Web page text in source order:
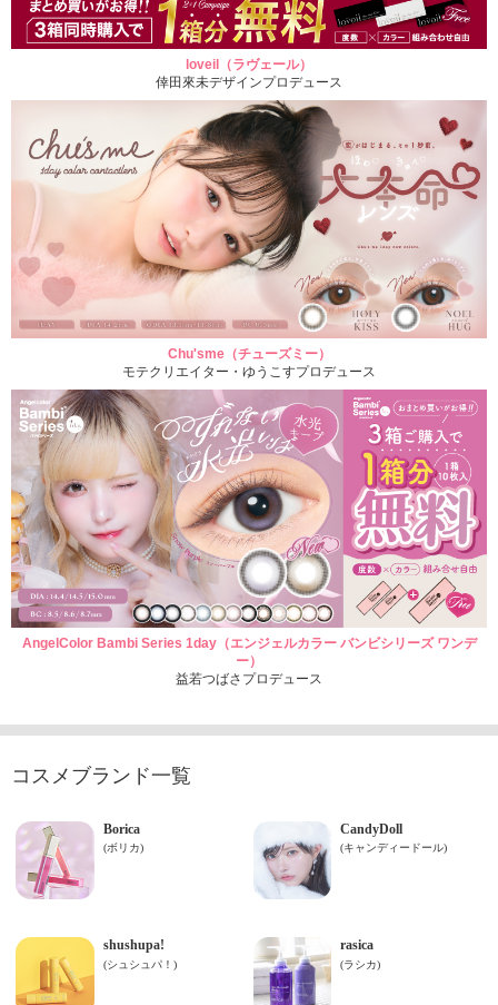
loveil（ラヴェール）
倖田來未デザインプロデュース
Chu'sme（チューズミー）
モテクリエイター・ゆうこすプロデュース
AngelColor Bambi Series 1day（エンジェルカラー バンビシリーズ ワンデ
ー）
益若つばさプロデュース
コスメブランド一覧